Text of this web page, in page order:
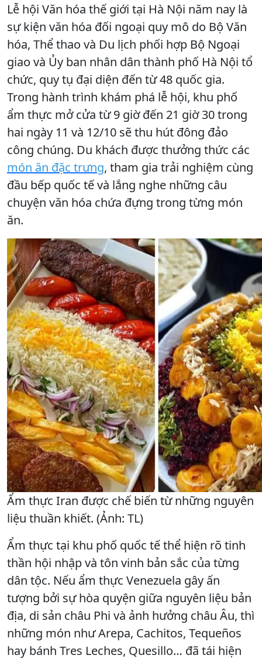
Lễ hội Văn hóa thế giới tại Hà Nội năm nay là
sự kiện văn hóa đối ngoại quy mô do Bộ Văn
hóa, Thể thao và Du lịch phối hợp Bộ Ngoại
giao và Ủy ban nhân dân thành phố Hà Nội tổ
chức, quy tụ đại diện đến từ 48 quốc gia.
Trong hành trình khám phá lễ hội, khu phố
ẩm thực mở cửa từ 9 giờ đến 21 giờ 30 trong
hai ngày 11 và 12/10 sẽ thu hút đông đảo
công chúng. Du khách được thưởng thức các
món ăn đặc trưng, tham gia trải nghiệm cùng
đầu bếp quốc tế và lắng nghe những câu
chuyện văn hóa chứa đựng trong từng món
ăn.
Ẩm thực Iran được chế biến từ những nguyên
liệu thuần khiết. (Ảnh: TL)
Ẩm thực tại khu phố quốc tế thể hiện rõ tinh
thần hội nhập và tôn vinh bản sắc của từng
dân tộc. Nếu ẩm thực Venezuela gây ấn
tượng bởi sự hòa quyện giữa nguyên liệu bản
địa, di sản châu Phi và ảnh hưởng châu Âu, thì
những món như Arepa, Cachitos, Tequeños
hay bánh Tres Leches, Quesillo… đã tái hiện